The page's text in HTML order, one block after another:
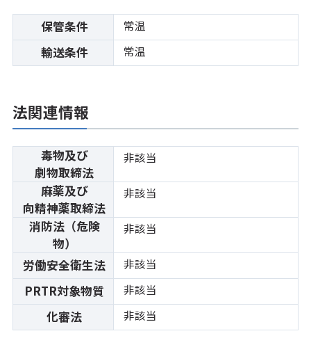
保管条件 常温
輸送条件 常温
法関連情報
毒物及び
劇物取締法
非該当
麻薬及び
向精神薬取締法
非該当
消防法（危険
物）
非該当
労働安全衛生法 非該当
PRTR対象物質 非該当
化審法 非該当